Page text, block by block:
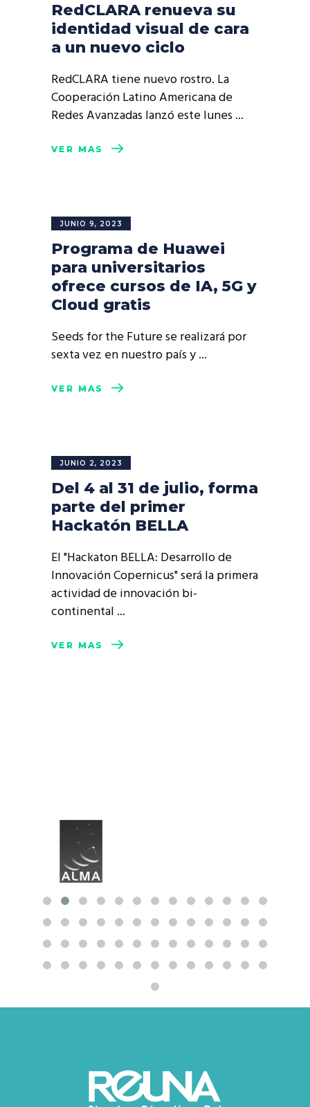
RedCLARA renueva su
identidad visual de cara
a un nuevo ciclo
RedCLARA tiene nuevo rostro. La
Cooperación Latino Americana de
Redes Avanzadas lanzó este lunes
VER MÁS
JUNIO 9, 2023
Programa de Huawei
para universitarios
ofrece cursos de IA, 5G y
Cloud gratis
Seeds for the Future se realizará por
sexta vez en nuestro país y
VER MÁS
JUNIO 2, 2023
Del 4 al 31 de julio, forma
parte del primer
Hackatón BELLA
El "Hackaton BELLA: Desarrollo de
Innovación Copernicus" será la primera
actividad de innovación bi-
continental
VER MÁS